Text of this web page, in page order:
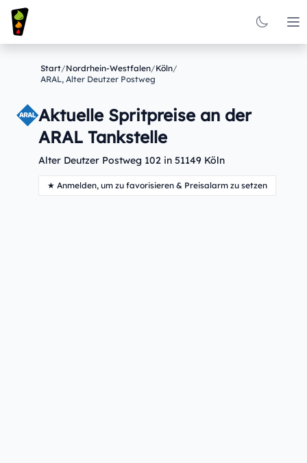
Start/Nordrhein-Westfalen/Köln/
ARAL, Alter Deutzer Postweg
Aktuelle Spritpreise an der
ARAL Tankstelle
Alter Deutzer Postweg 102 in 51149 Köln
★ Anmelden, um zu favorisieren & Preisalarm zu setzen